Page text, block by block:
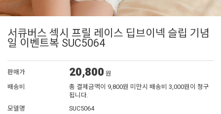
서큐버스 섹시 프릴 레이스 딥브이넥 슬립 기념
일 이벤트복 SUC5064
판매가 20,800 원
배송비
총 결제금액이 9,800원 미만시 배송비 3,000원이 청구
됩니다.
모델명
SUC5064